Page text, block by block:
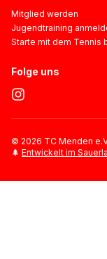
Mitglied werden
Jugendtraining
Starte mit dem Tennis
Folge uns
© 2026 TC Menden
🌲 Entwickelt im